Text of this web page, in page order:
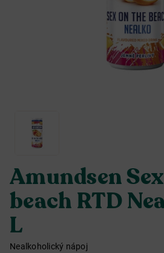
Amundsen
beach RTD
L
Nealkoholický nápoj